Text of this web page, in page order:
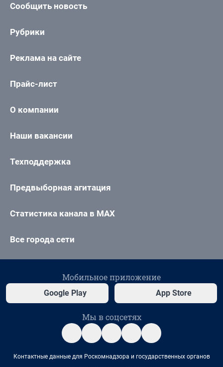
Сообщить новость
Рубрики
Реклама на сайте
Прайс-лист
О компании
Наши вакансии
Техподдержка
Предвыборная агитация
Статистика канала в MAX
Все города сети
Мобильное приложение
Google Play App Store
Мы в соцсетях
Контактные данные для Роскомнадзора и государственных органов